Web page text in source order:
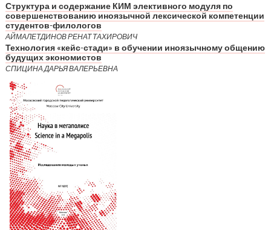
Структура и содержание КИМ элективного модуля по
совершенствованию иноязычной лексической компетенции
студентов-филологов
АЙМАЛЕТДИНОВ РЕНАТ ТАХИРОВИЧ
Технология «кейс-стади» в обучении иноязычному общению
будущих экономистов
СПИЦИНА ДАРЬЯ ВАЛЕРЬЕВНА